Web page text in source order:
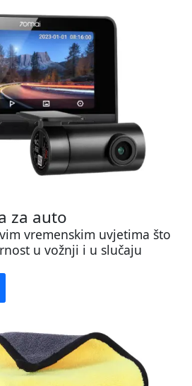
za auto
vremenskim uvjetima što
u vožnji i u slučaju